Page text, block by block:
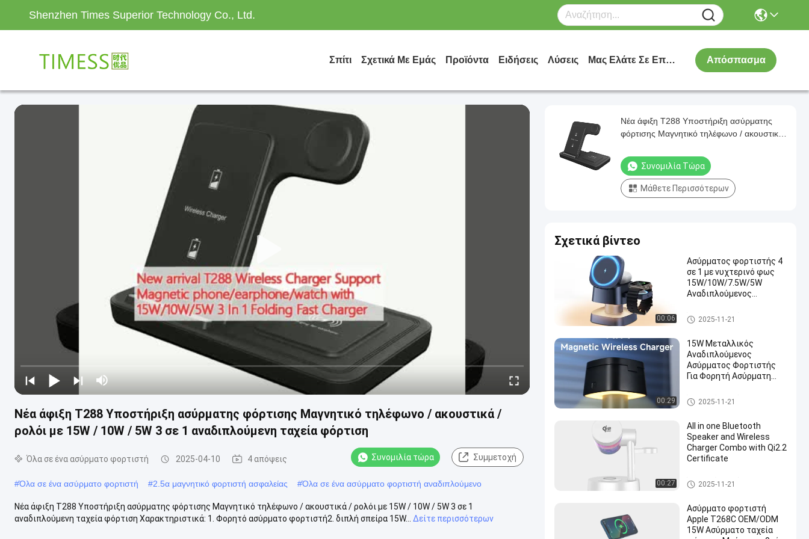
Shenzhen Times Superior Technology Co., Ltd.
Σπίτι Σχετικά Με Εμάς Προϊόντα Ειδήσεις Λύσεις Μας Ελάτε Σε Επαφή Με Απόσπασμα
Νέα άφιξη T288 Υποστήριξη ασύρματης φόρτισης Μαγνητικό τηλέφωνο / ακουστικά /
ρολόι με 15W / 10W / 5W 3 σε 1 αναδιπλούμενη ταχεία φόρτιση
Όλα σε ένα ασύρματο φορτιστή 2025-04-10 4 απόψεις Συνομιλία τώρα Συμμετοχή
#Όλα σε ένα ασύρματο φορτιστή #2.5α μαγνητικό φορτιστή ασφαλείας #Όλα σε ένα ασύρματο φορτιστή αναδιπλούμενο
Νέα άφιξη T288 Υποστήριξη ασύρματης φόρτισης Μαγνητικό τηλέφωνο / ακουστικά / ρολόι με 15W / 10W / 5W 3 σε 1
αναδιπλούμενη ταχεία φόρτιση Χαρακτηριστικά: 1. Φορητό ασύρματο φορτιστή2. διπλή σπείρα 15W...
Δείτε περισσότερων
Νέα άφιξη T288 Υποστήριξη ασύρματης
φόρτισης Μαγνητικό τηλέφωνο / ακουστικά
αναδιπλούμενη ταχεία φόρτιση
Συνομιλία Τώρα
Μάθετε Περισσότερων
Σχετικά βίντεο
00:06
Ασύρματος φορτιστής 4
σε 1 με νυχτερινό φως
15W/10W/7.5W/5W
Αναδιπλούμενος
Όλα σε ένα ασύρματο φορτι
στή
2025-11-21
00:29
15W Μεταλλικός
Αναδιπλούμενος
Ασύρματος Φορτιστής
Για Φορητή Ασύρματη
Όλα σε ένα ασύρματο φορτι
στή
2025-11-21
00:27
All in one Bluetooth
Speaker and Wireless
Charger Combo with Qi2.2
Certificate
Όλα σε ένα ασύρματο φορτι
στή
2025-11-21
Ασύρματο φορτιστή
Apple T268C OEM/ODM
15W Ασύρματο ταχεία